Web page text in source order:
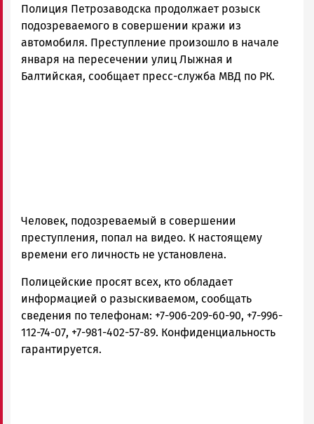
и
Карелии
|
Петрозаводск
ГОВОРИТ
Полиция Петрозаводска продолжает розыск
подозреваемого в совершении кражи из
автомобиля. Преступление произошло в начале
января на пересечении улиц Лыжная и
Балтийская, сообщает пресс-служба МВД по РК.
Человек, подозреваемый в совершении
преступления, попал на видео. К настоящему
времени его личность не установлена.
Полицейские просят всех, кто обладает
информацией о разыскиваемом, сообщать
сведения по телефонам: +7-906-209-60-90, +7-996-
112-74-07, +7-981-402-57-89. Конфиденциальность
гарантируется.